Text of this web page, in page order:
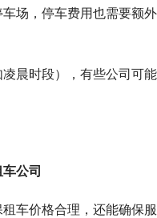
场，停车费用也需要额外
晨时段），有些公司可能
公司
车价格合理，还能确保服